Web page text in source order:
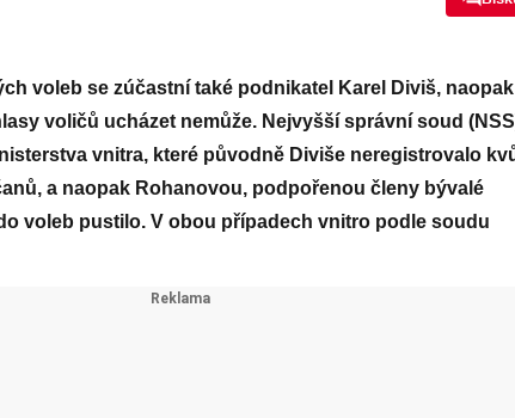
voleb se zúčastní také podnikatel Karel Diviš, naopak
voličů ucházet nemůže. Nejvyšší správní soud
vnitra, které původně Diviše neregistrovalo
a naopak Rohanovou, podpořenou členy bývalé
voleb pustilo. V obou případech vnitro podle soudu